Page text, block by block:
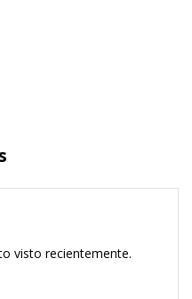
visto recientemente.